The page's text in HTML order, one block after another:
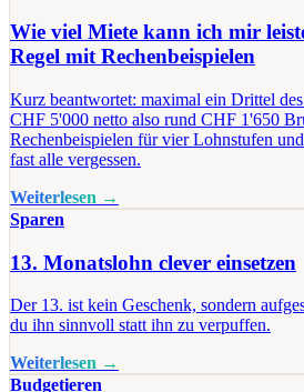
Wie viel Miete kann ich mir
Regel mit Rechenbeispielen
Kurz beantwortet: maximal ein Drittel
CHF 5'000 netto also rund CHF 1'650
Rechenbeispielen für vier Lohnstufen
fast alle vergessen.
Weiterlesen →
Sparen
13. Monatslohn clever einsetzen
Der 13. ist kein Geschenk, sondern
du ihn sinnvoll statt ihn zu verpuffen.
Weiterlesen →
Budgetieren